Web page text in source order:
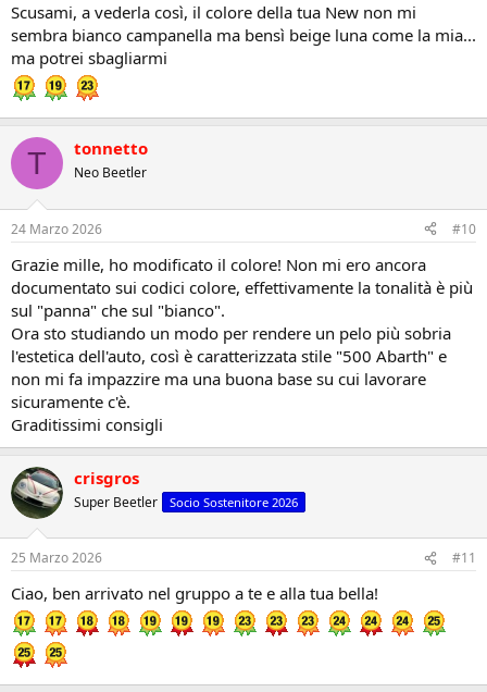
Scusami, a vederla così, il colore della tua New non mi
sembra bianco campanella ma bensì beige luna come la mia...
ma potrei sbagliarmi
T tonnetto
Neo Beetler
24 Marzo 2026 #10
Grazie mille, ho modificato il colore! Non mi ero ancora
documentato sui codici colore, effettivamente la tonalità è più
sul "panna" che sul "bianco".
Ora sto studiando un modo per rendere un pelo più sobria
l'estetica dell'auto, così è caratterizzata stile "500 Abarth" e
non mi fa impazzire ma una buona base su cui lavorare
sicuramente c'è.
Graditissimi consigli
crisgros
Super Beetler Socio Sostenitore 2026
25 Marzo 2026 #11
Ciao, ben arrivato nel gruppo a te e alla tua bella!